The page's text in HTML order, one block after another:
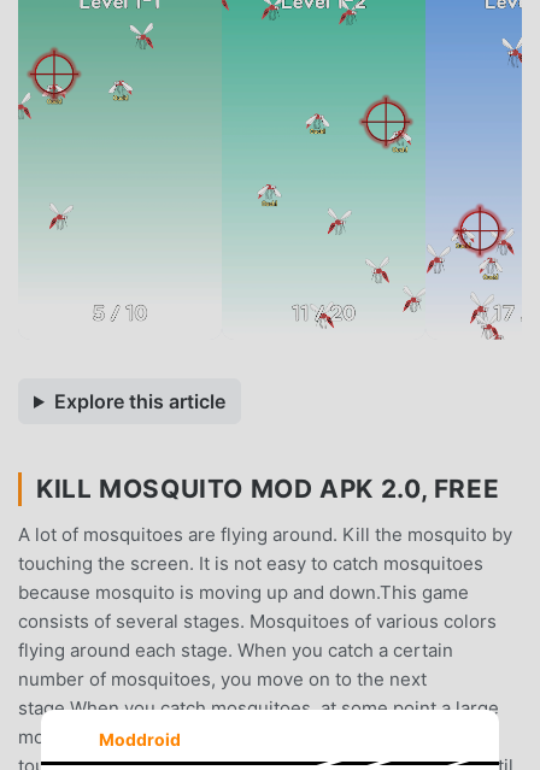
Explore this article
KILL MOSQUITO MOD APK 2.0, FREE
A lot of mosquitoes are flying around. Kill the mosquito by
touching the screen. It is not easy to catch mosquitoes
because mosquito is moving up and down.This game
consists of several stages. Mosquitoes of various colors
flying around each stage. When you catch a certain
number of mosquitoes, you move on to the next
stage.When you catch mosquitoes, at some point a large
mosquito appears. Small mosquitoes die with a single
Moddroid